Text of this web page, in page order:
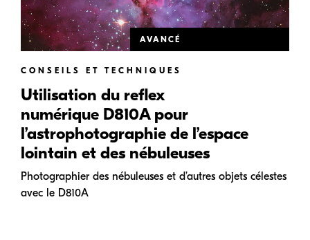
AVANCÉ
CONSEILS ET TECHNIQUES
Utilisation du reflex
numérique D810A pour
l’astrophotographie de l’espace
lointain et des nébuleuses
Photographier des nébuleuses et d’autres objets célestes
avec le D810A